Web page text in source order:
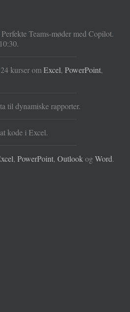
Perfekte Teams-møder med Copilot.
kurser omExcel, PowerPoint,
til dynamiske rapporter.
kode i Excel.
, PowerPoint, OutlookogWord.